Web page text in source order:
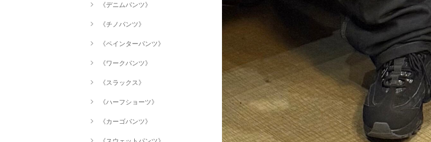
《デニムパンツ》
《チノパンツ》
《ペインターパンツ》
《ワークパンツ》
《スラックス》
《ハーフショーツ》
《カーゴパンツ》